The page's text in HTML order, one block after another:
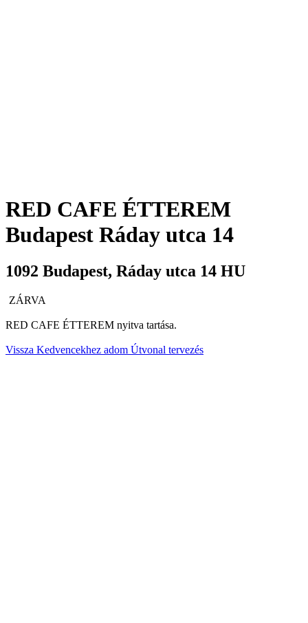
RED CAFE ÉTTEREM
Budapest Ráday utca 14
1092 Budapest, Ráday utca 14 HU
ZÁRVA
RED CAFE ÉTTEREM nyitva tartása.
Vissza Kedvencekhez adom Útvonal tervezés